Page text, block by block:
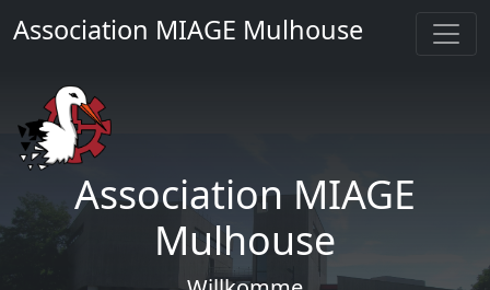
Association MIAGE Mulhouse
Association MIAGE
Mulhouse